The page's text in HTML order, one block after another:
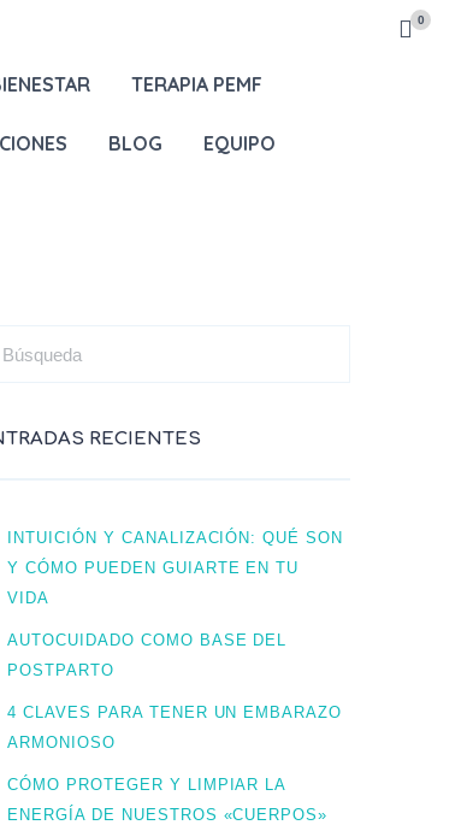
0
TERAPIA PEMF
BLOG EQUIPO
RECIENTES
INTUICIÓN Y CANALIZACIÓN: QUÉ SON
Y CÓMO PUEDEN GUIARTE EN TU
VIDA
AUTOCUIDADO COMO BASE DEL
POSTPARTO
4 CLAVES PARA TENER UN EMBARAZO
ARMONIOSO
CÓMO PROTEGER Y LIMPIAR LA
ENERGÍA DE NUESTROS «CUERPOS»